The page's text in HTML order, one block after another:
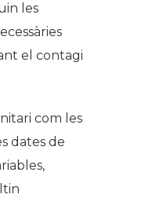
les
el contagi
com les
dates de